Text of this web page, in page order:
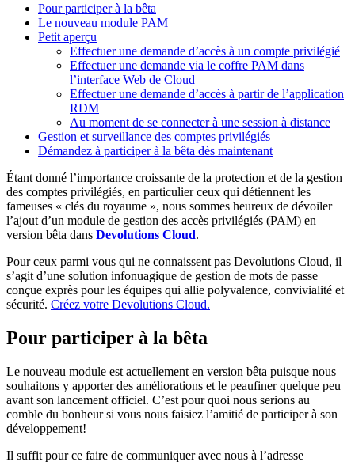
Pour participer à la bêta
Le nouveau module PAM
Petit aperçu
Effectuer une demande d’accès à un compte privilégié
Effectuer une demande via le coffre PAM dans
l’interface Web de Cloud
Effectuer une demande d’accès à partir de l’application
RDM
Au moment de se connecter à une session à distance
Gestion et surveillance des comptes privilégiés
Démandez à participer à la bêta dès maintenant
Étant donné l’importance croissante de la protection et de la gestion
des comptes privilégiés, en particulier ceux qui détiennent les
fameuses « clés du royaume », nous sommes heureux de dévoiler
l’ajout d’un module de gestion des accès privilégiés (PAM) en
version bêta dans Devolutions Cloud.
Pour ceux parmi vous qui ne connaissent pas Devolutions Cloud, il
s’agit d’une solution infonuagique de gestion de mots de passe
conçue exprès pour les équipes qui allie polyvalence, convivialité et
sécurité. Créez votre Devolutions Cloud.
Pour participer à la bêta
Le nouveau module est actuellement en version bêta puisque nous
souhaitons y apporter des améliorations et le peaufiner quelque peu
avant son lancement officiel. C’est pour quoi nous serions au
comble du bonheur si vous nous faisiez l’amitié de participer à son
développement!
Il suffit pour ce faire de communiquer avec nous à l’adresse